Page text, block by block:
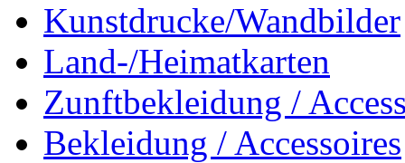
Kunstdrucke/Wandbilder
Land-/Heimatkarten
Zunftbekleidung /
Bekleidung / Accessoires